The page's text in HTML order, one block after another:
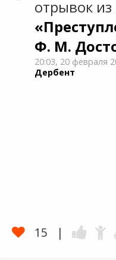
отрывок
Ф. М.
20:03, 20 февраля
Дербент
15